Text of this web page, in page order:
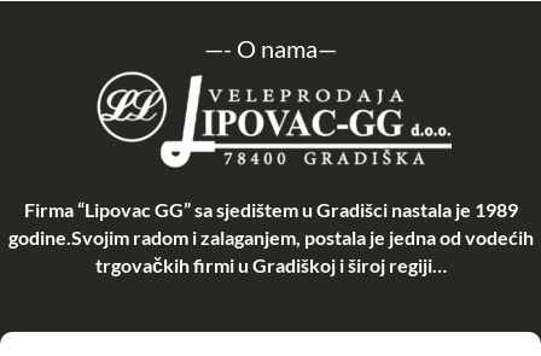
—- O nama—
Firma “Lipovac GG” sa sjedištem u Gradišci nastala je 1989
godine.Svojim radom i zalaganjem, postala je jedna od vodećih
trgovačkih firmi u Gradiškoj i široj regiji…